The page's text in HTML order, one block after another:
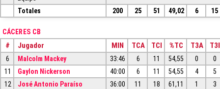
Totales
200 25 51 49,02 6 15
CÁCERES CB
# Jugador MIN TCA TCI %TC T3A T3I
6 Malcolm Mackey 33:46 6 11 54,55 0
0
11
Gaylon Nickerson 40:00 6 11 54,55 4
5
12
José Antonio Paraíso 36:00 11 18 61,11 1
3